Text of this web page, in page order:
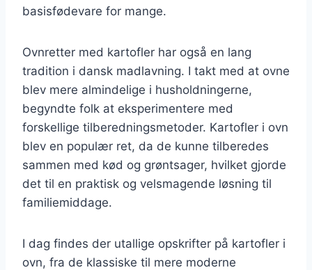
basisfødevare for mange.
Ovnretter med kartofler har også en lang
tradition i dansk madlavning. I takt med at ovne
blev mere almindelige i husholdningerne,
begyndte folk at eksperimentere med
forskellige tilberedningsmetoder. Kartofler i ovn
blev en populær ret, da de kunne tilberedes
sammen med kød og grøntsager, hvilket gjorde
det til en praktisk og velsmagende løsning til
familiemiddage.
I dag findes der utallige opskrifter på kartofler i
ovn, fra de klassiske til mere moderne